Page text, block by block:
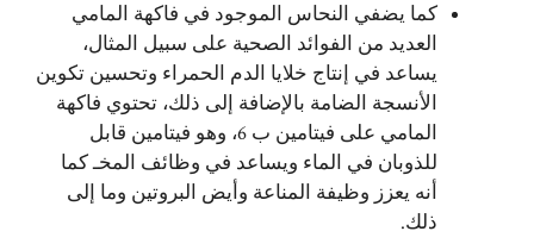
كما يضفي النحاس الموجود في فاكهة المامي
العديد من الفوائد الصحية على سبيل المثال،
يساعد في إنتاج خلايا الدم الحمراء وتحسين تكوين
الأنسجة الضامة بالإضافة إلى ذلك، تحتوي فاكهة
المامي على فيتامين ب 6، وهو فيتامين قابل
للذوبان في الماء ويساعد في وظائف المخـ كما
أنه يعزز وظيفة المناعة وأيض البروتين وما إلى
ذلك.